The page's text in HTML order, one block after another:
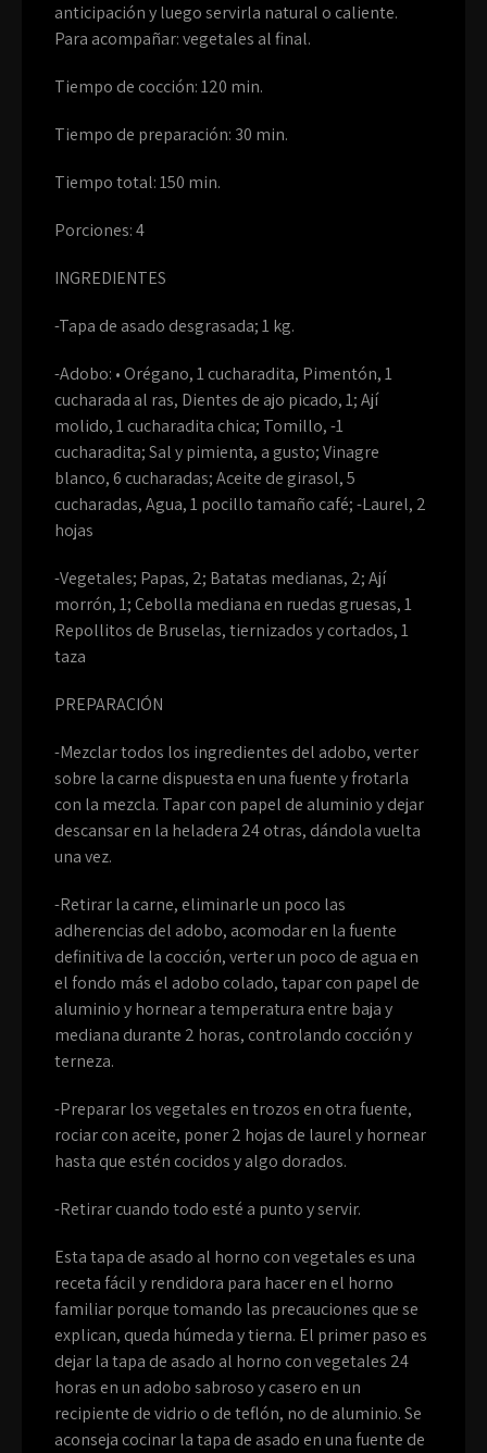
anticipación y luego servirla natural o caliente.
Para acompañar: vegetales al final.
Tiempo de cocción: 120 min.
Tiempo de preparación: 30 min.
Tiempo total: 150 min.
Porciones: 4
INGREDIENTES
-Tapa de asado desgrasada; 1 kg.
-Adobo: • Orégano, 1 cucharadita, Pimentón, 1
cucharada al ras, Dientes de ajo picado, 1; Ají
molido, 1 cucharadita chica; Tomillo, -1
cucharadita; Sal y pimienta, a gusto; Vinagre
blanco, 6 cucharadas; Aceite de girasol, 5
cucharadas, Agua, 1 pocillo tamaño café; -Laurel, 2
hojas
-Vegetales; Papas, 2; Batatas medianas, 2; Ají
morrón, 1; Cebolla mediana en ruedas gruesas, 1
Repollitos de Bruselas, tiernizados y cortados, 1
taza
PREPARACIÓN
-Mezclar todos los ingredientes del adobo, verter
sobre la carne dispuesta en una fuente y frotarla
con la mezcla. Tapar con papel de aluminio y dejar
descansar en la heladera 24 otras, dándola vuelta
una vez.
-Retirar la carne, eliminarle un poco las
adherencias del adobo, acomodar en la fuente
definitiva de la cocción, verter un poco de agua en
el fondo más el adobo colado, tapar con papel de
aluminio y hornear a temperatura entre baja y
mediana durante 2 horas, controlando cocción y
terneza.
-Preparar los vegetales en trozos en otra fuente,
rociar con aceite, poner 2 hojas de laurel y hornear
hasta que estén cocidos y algo dorados.
-Retirar cuando todo esté a punto y servir.
Esta tapa de asado al horno con vegetales es una
receta fácil y rendidora para hacer en el horno
familiar porque tomando las precauciones que se
explican, queda húmeda y tierna. El primer paso es
dejar la tapa de asado al horno con vegetales 24
horas en un adobo sabroso y casero en un
recipiente de vidrio o de teflón, no de aluminio. Se
aconseja cocinar la tapa de asado en una fuente de